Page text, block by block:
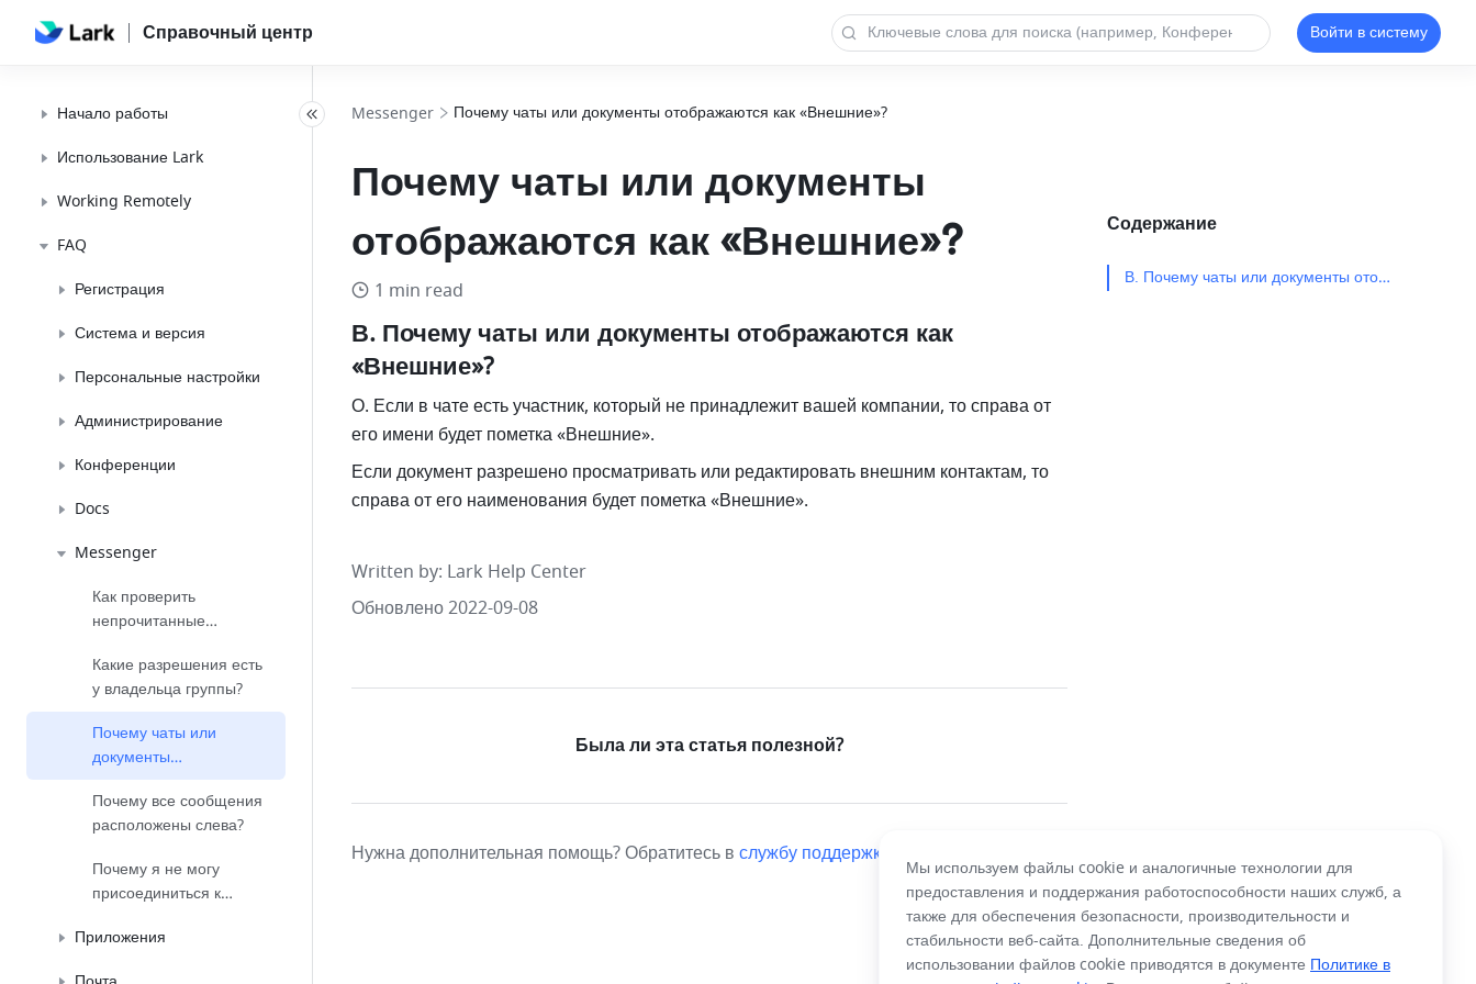
Справочный центр Войти в систему
Начало работы
Использование Lark
Working Remotely
FAQ
Регистрация
Система и версия
Персональные настройки
Администрирование
Конференции
Docs
Messenger
Как проверить
непрочитанные
Какие разрешения есть
у владельца группы?
Почему чаты или
документы
отображаются как
«Внешние»?
Почему все сообщения
расположены слева?
Почему я не могу
присоединиться к
Приложения
Messenger Почему чаты или документы отображаются как «Внешние»?
Почему чаты или документы
отображаются как «Внешние»?
1 min read
В. Почему чаты или документы отображаются как
«Внешние»?
О. Если в чате есть участник, который не принадлежит вашей компании, то справа от
его имени будет пометка «Внешние».
Если документ разрешено просматривать или редактировать внешним контактам, то
справа от его наименования будет пометка «Внешние».
Written by: Lark Help Center
Обновлено 2022-09-08
Была ли эта статья полезной?
Нужна дополнительная помощь? Обратитесь в службу поддержки
Содержание
В. Почему чаты или документы отображаются как «Внешние»?​
Мы используем файлы cookie и аналогичные технологии для
предоставления и поддержания работоспособности наших служб, а
также для обеспечения безопасности, производительности и
стабильности веб-сайта. Дополнительные сведения об
использовании файлов cookie приводятся в документе Политике в